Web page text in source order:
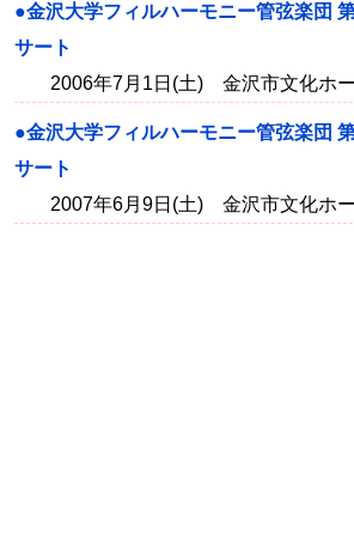
●金沢大学フィルハーモニー管弦楽団
サート
2006年7月1日(土) 金沢市文化ホ
●金沢大学フィルハーモニー管弦楽団
サート
2007年6月9日(土) 金沢市文化ホ